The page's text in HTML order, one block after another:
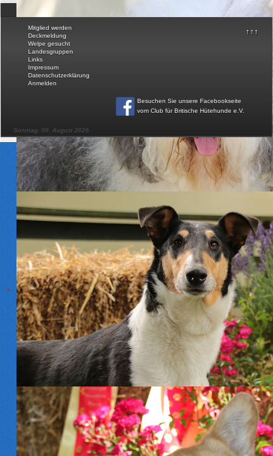
↑↑↑
Mitglied werden
Deckmeldung
Welpe gesucht
Landesgruppen
Links
Impressum
Datenschutzerklärung
Anmelden
Besuchen Sie unsere Facebookseite
vom Club für Britische Hütehunde e.V.
Sonntag, 09. August 2026